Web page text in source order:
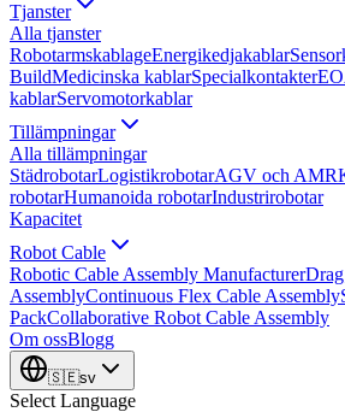
Tjanster
Alla tjanster
RobotarmskablageEnergikedjakablar
BuildMedicinska kablarSpecialkontakter
kablarServomotorkablar
Tillämpningar
Alla tillämpningar
StädrobotarLogistikrobotarAGV och AMR
robotarHumanoida robotarIndustrirobotar
Kapacitet
Robot Cable
Robotic Cable Assembly Manufacturer
AssemblyContinuous Flex Cable Assembly
PackCollaborative Robot Cable Assembly
Om ossBlogg
🇸🇪sv
Select Language